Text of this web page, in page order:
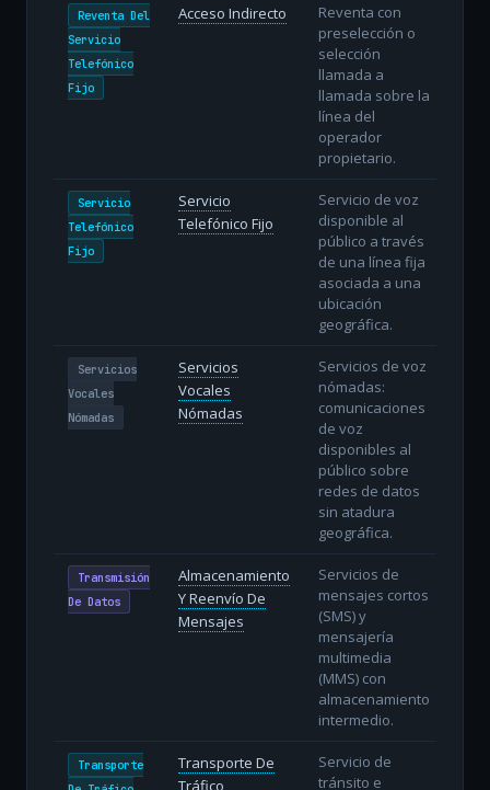
Reventa Del
Servicio
Telefónico
Fijo
Acceso Indirecto
Reventa con
preselección o
selección
llamada a
llamada sobre la
línea del
operador
propietario.
Servicio
Telefónico
Fijo
Servicio
Telefónico Fijo
Servicio de voz
disponible al
público a través
de una línea fija
asociada a una
ubicación
geográfica.
Servicios
Vocales
Nómadas
Servicios
Vocales
Nómadas
Servicios de voz
nómadas:
comunicaciones
de voz
disponibles al
público sobre
redes de datos
sin atadura
geográfica.
Transmisión
De Datos
Almacenamiento
Y Reenvío De
Mensajes
Servicios de
mensajes cortos
(SMS) y
mensajería
multimedia
(MMS) con
almacenamiento
intermedio.
Transporte
Transporte De
Tráfico
Servicio de
tránsito e